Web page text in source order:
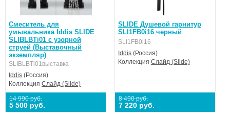
Смеситель для
умывальника Iddis SLIDE
SLIBLBTi01 с узорной
струей (Выставочный
экземпляр)
SLIBLBTi01выставка
Iddis (Россия)
Коллекция Слайд (Slide)
14 990 руб.
5 500 руб.
SLIDE Душевой гарнитур
SLI1FB0i16 черный
SLI1FB0i16
Iddis (Россия)
КоллекцияСлайд (Slide)
8 490 руб.
7 220 руб.